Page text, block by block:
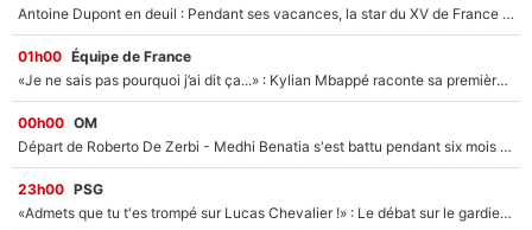
Antoine Dupont en deuil : Pendant ses vacances, la star du XV de France a perdu sa grand-mère
01h00 Équipe de France
«Je ne sais pas pourquoi j’ai dit ça...» : Kylian Mbappé raconte sa première rencontre avec Zinédine Zidane (et c’est très drôle)
00h00 OM
Départ de Roberto De Zerbi - Medhi Benatia s'est battu pendant six mois pour le retenir à l'OM, le PSG a été le naufrage de trop : «Je pars avec toi»
23h00 PSG
«Admets que tu t'es trompé sur Lucas Chevalier !» : Le débat sur le gardien du PSG vire au clash à l'After Foot